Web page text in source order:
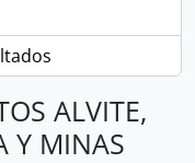
ALVITE,
Y MINAS